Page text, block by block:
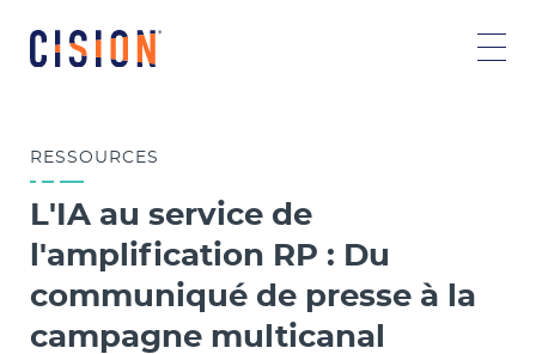
RESSOURCES
L'IA au service de
l'amplification RP : Du
communiqué de presse à la
campagne multicanal